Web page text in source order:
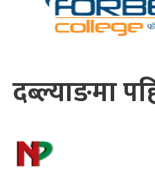
दब्ल्याङमा